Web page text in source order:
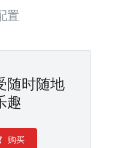
置
随时随地
趣
购买